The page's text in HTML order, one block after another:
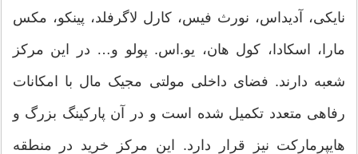
نایکی، آدیداس، نورث فیس، کارل لاگرفلد، پینکو، مکس
مارا، اسکادا، کول‌ هان، یو.اس. پولو و… در این مرکز
شعبه دارند. فضای داخلی مولتی مجیک مال با امکانات
رفاهی متعدد تکمیل شده است و در آن پارکینگ بزرگ و
هایپرمارکت نیز قرار دارد. این مرکز خرید در منطقه